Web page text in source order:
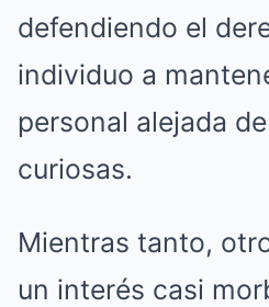
defendiendo el
individuo a
personal alejada
curiosas.
Mientras tanto,
un interés casi